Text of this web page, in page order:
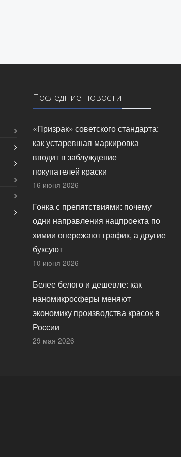
Последние новости
«Призрак» советского стандарта:
как устаревшая маркировка
вводит в заблуждение
покупателей краски
16 июня 2026
Гонка с препятствиями: почему
одни направления нацпроекта по
химии опережают график, а другие
буксуют
10 июня 2026
Белее белого и дешевле: как
наномикросферы меняют
экономику производства красок в
России
29 мая 2026